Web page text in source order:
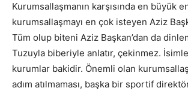
Kurumsallaşmanın karşısında en büyük
kurumsallaşmayı en çok isteyen Aziz
Tüm olup biteni Aziz Başkan’dan da
Tuzuyla biberiyle anlatır, çekinmez.
kurumlar bakidir. Önemli olan
adım atılmaması, başka bir sportif